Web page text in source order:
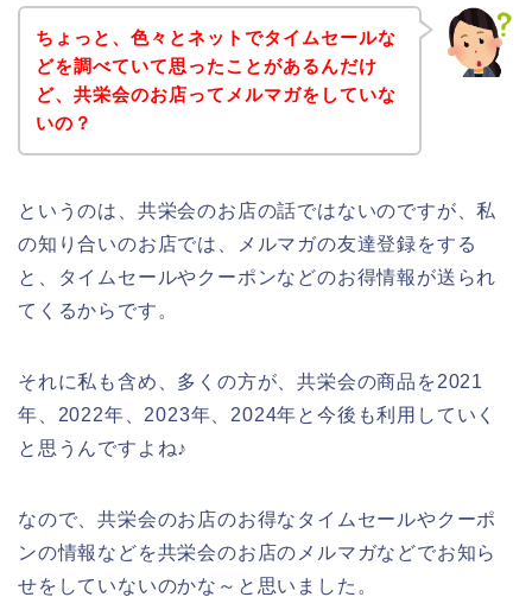
ちょっと、色々とネットでタイムセールな
どを調べていて思ったことがあるんだけ
ど、共栄会のお店ってメルマガをしていな
いの？
というのは、共栄会のお店の話ではないのですが、私
の知り合いのお店では、メルマガの友達登録をする
と、タイムセールやクーポンなどのお得情報が送られ
てくるからです。
それに私も含め、多くの方が、共栄会の商品を2021
年、2022年、2023年、2024年と今後も利用していく
と思うんですよね♪
なので、共栄会のお店のお得なタイムセールやクーポ
ンの情報などを共栄会のお店のメルマガなどでお知ら
せをしていないのかな～と思いました。